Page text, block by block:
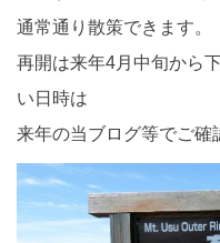
通常通り散策できます。
再開は来年4月中旬から
い日時は
来年の当ブログ等でご確